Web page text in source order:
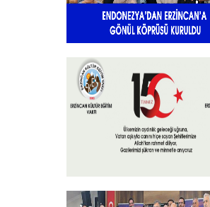
Endonezya’dan Erzincan’a gönül
köprüsü
+
15 Temmuz 2025